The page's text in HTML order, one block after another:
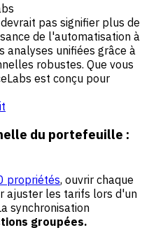
pas signifier plus de
de l'automatisation à
unifiées grâce à
robustes. Que vous
est conçu pour
du portefeuille :
propriétés, ouvrir chaque
ajuster les tarifs lors d'un
synchronisation
groupées.